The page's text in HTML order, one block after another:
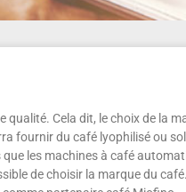
Cela dit, le choix de la
fournir du café lyophilisé ou
les machines à café
de choisir la marque du